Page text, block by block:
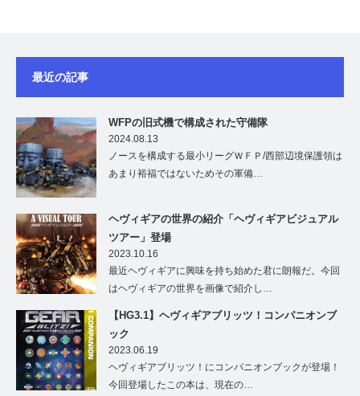
最近の記事
WFPの旧式機で構成された守備隊
2024.08.13
ノースを構成する最小リーグＷＦＰ/西部辺境保護領は
あまり裕福ではないためその軍備…
ヘヴィギアの世界の紹介「ヘヴィギアビジュアル
ツアー」登場
2023.10.16
最近ヘヴィギアに興味を持ち始めた君に朗報だ。今回
はヘヴィギアの世界を画像で紹介し…
【HG3.1】ヘヴィギアブリッツ！コンパニオンブ
ック
2023.06.19
ヘヴィギアブリッツ！にコンパニオンブックが登場！
今回登場したこの本は、現在の…